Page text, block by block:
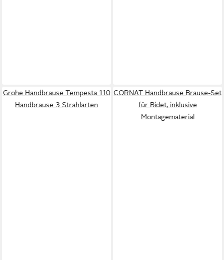
Grohe Handbrause Tempesta 110
Handbrause 3 Strahlarten
CORNAT Handbrause Brause-Set
für Bidet, inklusive
Montagematerial